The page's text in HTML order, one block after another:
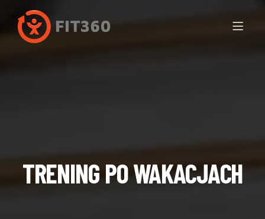
TRENING PO WAKACJACH